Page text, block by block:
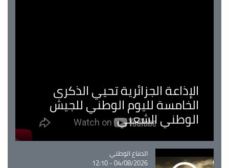
الإذاعة الجزائرية تحيي الذكرى
الخامسة لليوم الوطني للجيش
الوطني الشعبي
Catégorie
الدفاع الوطني
04/08/2026 - 12:10